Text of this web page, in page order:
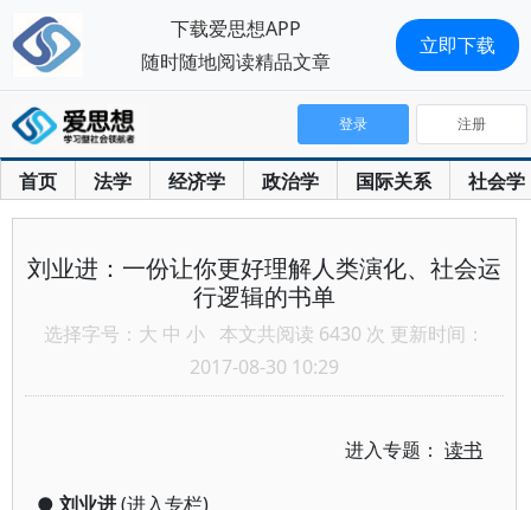
首页 法学 经济学 政治学 国际关系 社会学
登录 注册
刘业进：一份让你更好理解人类演化、社会运
行逻辑的书单
选择字号： 大 中 小 本文共阅读 6430 次 更新时间：
2017-08-30 10:29
进入专题：读书
● 刘业进(进入专栏)
下载爱思想APP
随时随地阅读精品文章
立即下载